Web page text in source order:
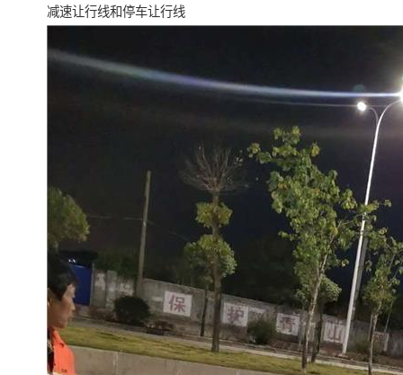
减速让行线和停车让行线